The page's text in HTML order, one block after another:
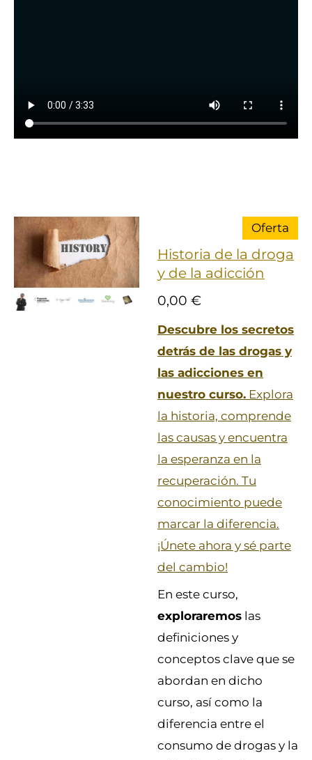
Oferta
Historia de la droga
y de la adicción
0,00 €
Descubre los secretos
detrás de las drogas y
las adicciones en
nuestro curso. Explora
la historia, comprende
las causas y encuentra
la esperanza en la
recuperación. Tu
conocimiento puede
marcar la diferencia.
¡Únete ahora y sé parte
del cambio!
En este curso,
exploraremos las
definiciones y
conceptos clave que se
abordan en dicho
curso, así como la
diferencia entre el
consumo de drogas y la